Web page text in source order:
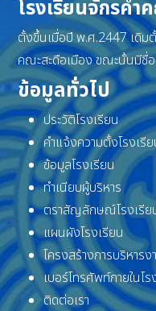
โรงเรียนจักรค
ตั้งขึ้นเมื่อปี พ.ศ.2447 เดิ
คณะสะดือเมือง ขณะนั้นมีชื่
ข้อมูลทั่วไป
ประวัติโรงเรียน
คำแจ้งความตั้งโรงเรี
ข้อมูลโรงเรียน
ทำเนียบผู้บริหาร
ตราสัญลักษณ์โรงเรีย
แผนผังโรงเรียน
โครงสร้างการบริหารง
เบอร์โทรศัพท์ภายในโ
ติดต่อเรา